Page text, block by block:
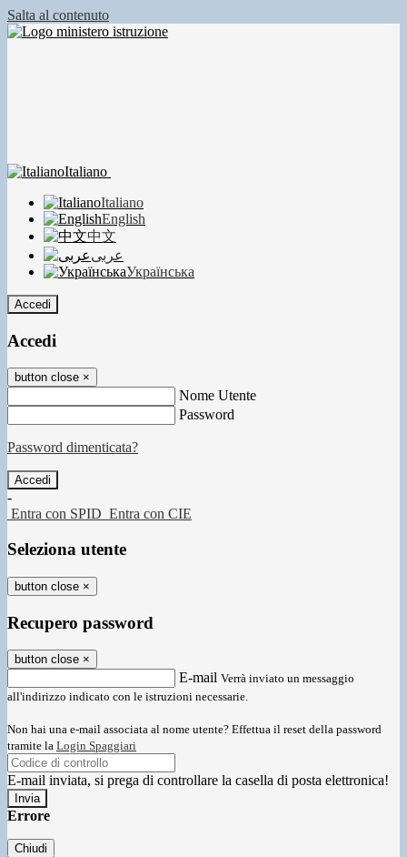
Salta al contenuto
Italiano
Italiano
English
中文
عربى
Українська
Accedi
Accedi
button close ×
Nome Utente
Password
Password dimenticata?
-
Entra con SPID Entra con CIE
Seleziona utente
button close ×
Recupero password
button close ×
E-mail Verrà inviato un messaggio
all'indirizzo indicato con le istruzioni necessarie.
Non hai una e-mail associata al nome utente? Effettua il reset della password
tramite la Login Spaggiari
E-mail inviata, si prega di controllare la casella di posta elettronica!
Errore
Chiudi